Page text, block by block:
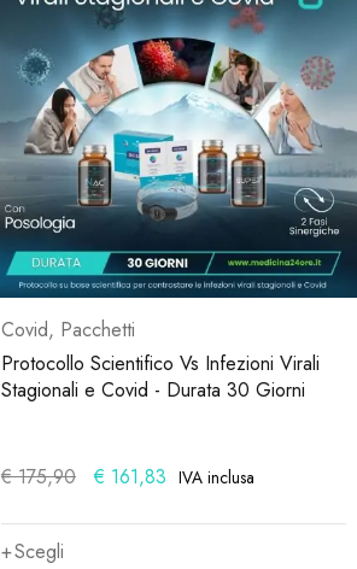
Covid, Pacchetti
Protocollo Scientifico Vs Infezioni Virali
Stagionali e Covid - Durata 30 Giorni
€175,90 € 161,83 IVA inclusa
Scegli